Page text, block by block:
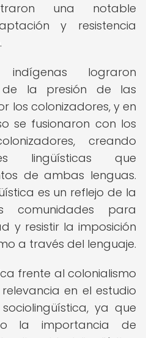
una notable
y resistencia
lograron
la presión de las
los colonizadores, y en
se fusionaron con los
creando
lingüísticas que
de ambas lenguas.
es un reflejo de la
para
y resistir la imposición
a través del lenguaje.
frente al colonialismo
en el estudio
ya que
la importancia de